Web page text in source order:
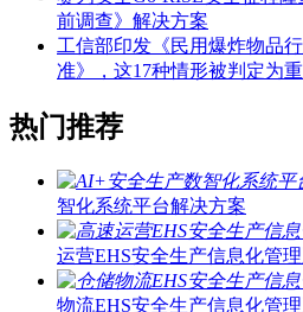
前调查》解决方案
工信部印发《民用爆炸物品
准》，这17种情形被判定为
热门推荐
智化系统平台解决方案
运营EHS安全生产信息化管
物流EHS安全生产信息化管